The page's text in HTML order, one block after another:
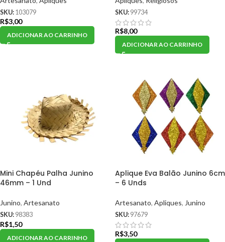
SKU: 103079
R$3,00
ADICIONAR AO CARRINHO
SKU: 99734
R$8,00
ADICIONAR AO CARRINHO
Mini Chapéu Palha Junino
46mm – 1 Und
Junino, Artesanato
SKU: 98383
R$1,50
ADICIONAR AO CARRINHO
Aplique Eva Balão Junino 6cm
– 6 Unds
Artesanato, Apliques, Junino
SKU: 97679
R$3,50